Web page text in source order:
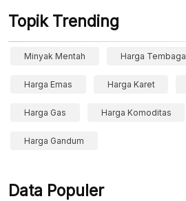
Topik Trending
Minyak Mentah Harga Tembaga
Harga Emas Harga Karet
Harga Gas Harga Komoditas
Harga Gandum
Data Populer